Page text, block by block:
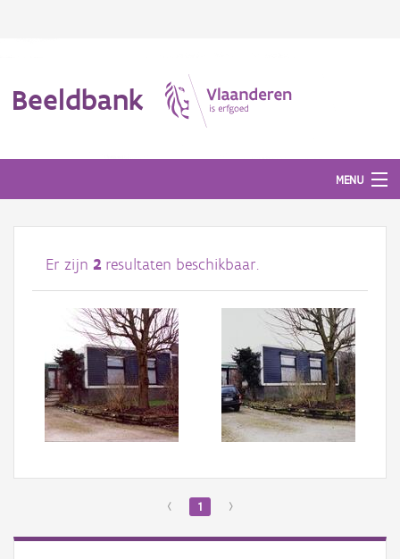
Beeldbank
MENU
Afbeeldingen
#BeeldIndeKijker
Over ons
Aanmelden
Er zijn 2 resultaten beschikbaar.
‹ 1 ›